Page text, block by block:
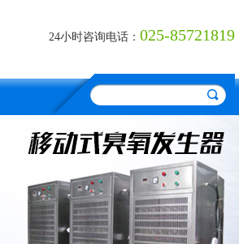
24小时咨询电话： 025-85721819